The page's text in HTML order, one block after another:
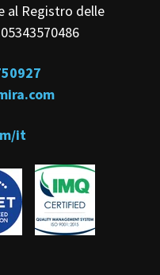
al Registro delle
it